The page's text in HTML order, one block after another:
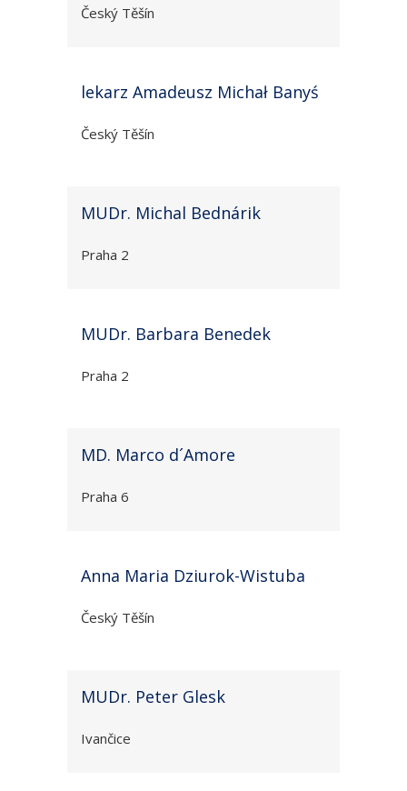
Český Těšín
lekarz Amadeusz Michał Banyś
Český Těšín
MUDr. Michal Bednárik
Praha 2
MUDr. Barbara Benedek
Praha 2
MD. Marco d´Amore
Praha 6
Anna Maria Dziurok-Wistuba
Český Těšín
MUDr. Peter Glesk
Ivančice